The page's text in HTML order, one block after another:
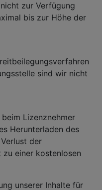
zur Verfügung
bis zur Höhe der
sind wir nicht
beim Lizenznehmer
Herunterladen des
der
einer kostenlosen
unserer Inhalte für